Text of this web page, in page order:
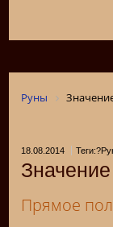
Руны
18.08.2014
Прямое